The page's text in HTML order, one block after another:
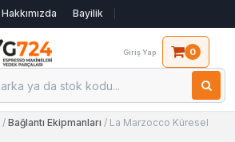
Hakkımızda Bayilik
Giriş Yap 0
/ Bağlantı Ekipmanları / La Marzocco Küresel